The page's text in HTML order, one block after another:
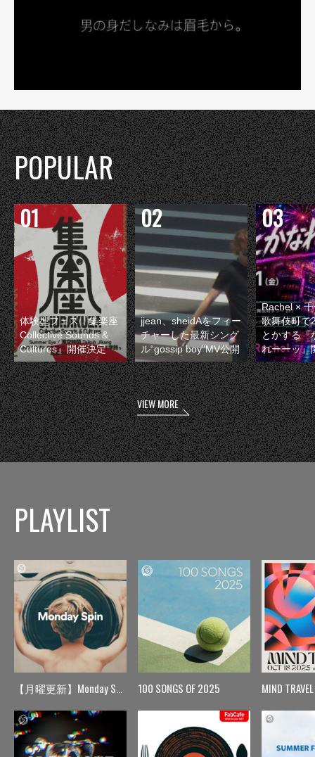
POPULAR
体験型フェス『集楽座
Collective Sounds &
Cultures』開催決定
jjean、sheidAをフィー
チャーした最新シング
ル“gossip boy”MV公開
Rachel ×
歌舞伎町で
とかする『
れーーッ』
VIEW MORE
PLAYLIST
【月曜更新】Monday Spin 100 SONGS OF 2025 MIND TRAVEL